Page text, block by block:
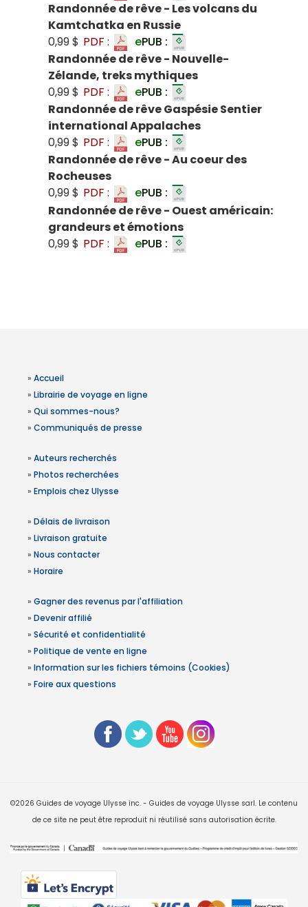
Randonnée de rêve - Les volcans du
Kamtchatka en Russie
0,99 $ PDF : ePUB :
Randonnée de rêve - Nouvelle-
Zélande, treks mythiques
0,99 $ PDF : ePUB :
Randonnée de rêve Gaspésie Sentier
international Appalaches
0,99 $ PDF : ePUB :
Randonnée de rêve - Au coeur des
Rocheuses
0,99 $ PDF : ePUB :
Randonnée de rêve - Ouest américain:
grandeurs et émotions
0,99 $ PDF : ePUB :
» Accueil
» Librairie de voyage en ligne
» Qui sommes-nous?
» Communiqués de presse
» Auteurs recherchés
» Photos recherchées
» Emplois chez Ulysse
» Délais de livraison
» Livraison gratuite
» Nous contacter
» Horaire
» Gagner des revenus par l'affiliation
» Devenir affilié
» Sécurité et confidentialité
» Politique de vente en ligne
» Information sur les fichiers témoins (Cookies)
» Foire aux questions
©2026 Guides de voyage Ulysse inc. - Guides de voyage Ulysse sarl. Le contenu
de ce site ne peut être reproduit ni réutilisé sans autorisation écrite.